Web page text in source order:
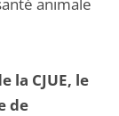
la CJUE, le
de